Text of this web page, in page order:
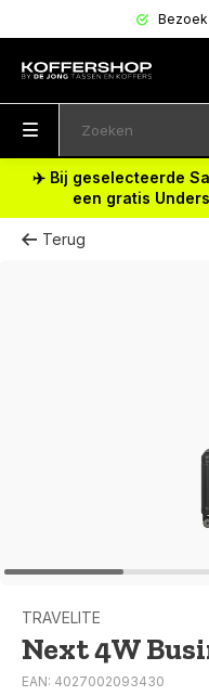
✈️ Bij geselecteerde
een gratis
Terug
TRAVELITE
Next 4W
EAN: 4027002093430